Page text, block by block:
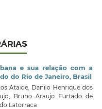
e sua relação com a
do Rio de Janeiro, Brasil
Ataide, Danilo Henrique dos
Bruno Araujo Furtado de
Latorraca